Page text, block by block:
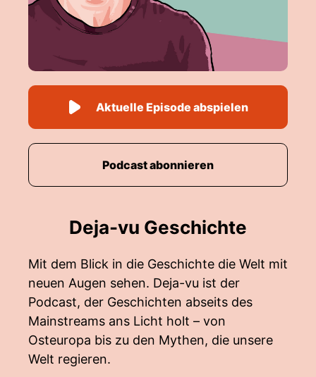
Deja-vu Geschichte
Mit dem Blick in die Geschichte die Welt mit
neuen Augen sehen. Deja-vu ist der
Podcast, der Geschichten abseits des
Mainstreams ans Licht holt – von
Osteuropa bis zu den Mythen, die unsere
Welt regieren.
Aktuelle Episode abspielen
Podcast abonnieren